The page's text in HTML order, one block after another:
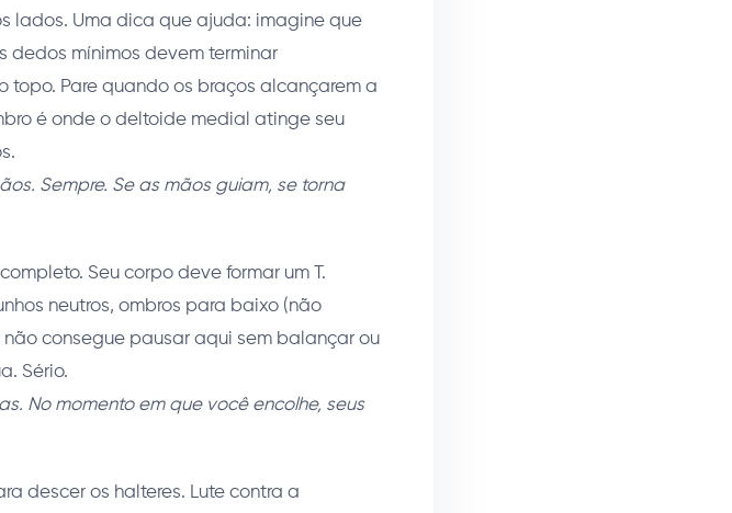
lados. Uma dica que ajuda: imagine que
dedos mínimos devem terminar
topo. Pare quando os braços alcançarem a
é onde o deltoide medial atinge seu
Sempre. Se as mãos guiam, se torna
Seu corpo deve formar um T.
neutros, ombros para baixo (não
consegue pausar aqui sem balançar ou
Sério.
No momento em que você encolhe, seus
descer os halteres. Lute contra a